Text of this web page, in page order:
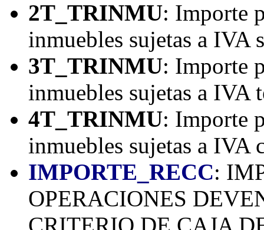
2T_TRINMU: Importe
inmuebles sujetas a IVA
3T_TRINMU: Importe
inmuebles sujetas a IVA
4T_TRINMU: Importe
inmuebles sujetas a IVA
IMPORTE_RECC:
OPERACIONES
CRITERIO DE CAJA